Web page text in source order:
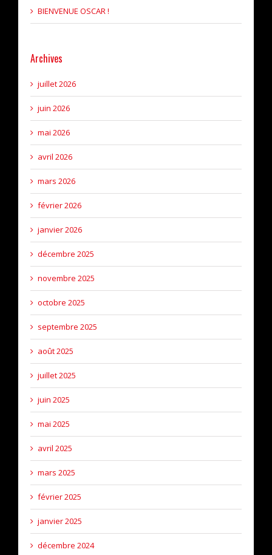
BIENVENUE OSCAR !
Archives
juillet 2026
juin 2026
mai 2026
avril 2026
mars 2026
février 2026
janvier 2026
décembre 2025
novembre 2025
octobre 2025
septembre 2025
août 2025
juillet 2025
juin 2025
mai 2025
avril 2025
mars 2025
février 2025
janvier 2025
décembre 2024